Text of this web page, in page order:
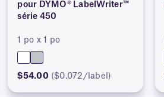
pour DYMO® LabelWriter™
série 450
1 po x 1 po
$54.00 ($0.072/label)